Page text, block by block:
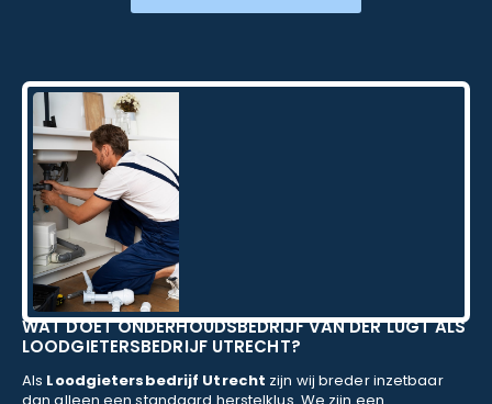
WAT DOET ONDERHOUDSBEDRIJF VAN DER LUGT ALS
LOODGIETERSBEDRIJF UTRECHT?
Als Loodgietersbedrijf Utrecht zijn wij breder inzetbaar